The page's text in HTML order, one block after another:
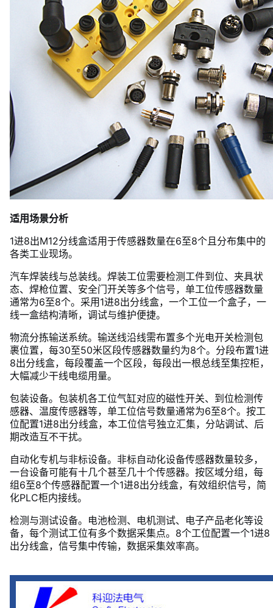
适用场景分析
1进8出M12分线盒适用于传感器数量在6至8个且分布集中的
各类工业现场。
汽车焊装线与总装线。焊装工位需要检测工件到位、夹具状
态、焊枪位置、安全门开关等多个信号，单工位传感器数量
通常为6至8个。采用1进8出分线盒，一个工位一个盒子，一
线一盒结构清晰，调试与维护便捷。
物流分拣输送系统。输送线沿线需布置多个光电开关检测包
裹位置，每30至50米区段传感器数量约为8个。分段布置1进
8出分线盒，每段覆盖一个区段，每段出一根总线至集控柜，
大幅减少干线电缆用量。
包装设备。包装机各工位气缸对应的磁性开关、到位检测传
感器、温度传感器等，单工位信号数量通常为6至8个。按工
位配置1进8出分线盒，本工位信号独立汇集，分站调试、后
期改造互不干扰。
自动化专机与非标设备。非标自动化设备传感器数量较多，
一台设备可能有十几个甚至几十个传感器。按区域分组，每
组6至8个传感器配置一个1进8出分线盒，有效组织信号，简
化PLC柜内接线。
检测与测试设备。电池检测、电机测试、电子产品老化等设
备，每个测试工位有多个数据采集点。8个工位配置一个1进8
出分线盒，信号集中传输，数据采集效率高。